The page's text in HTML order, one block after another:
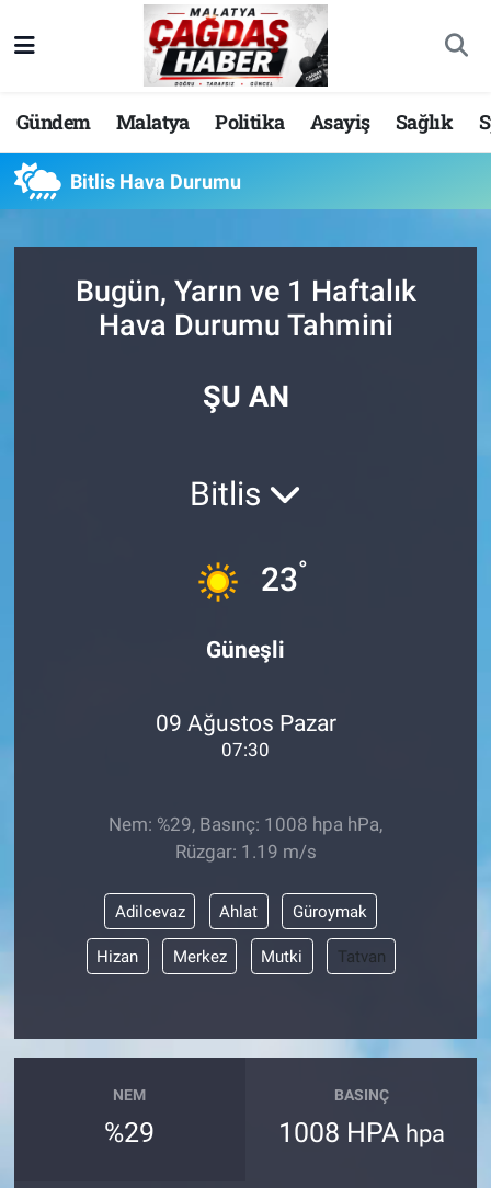
Gündem Malatya Politika Asayiş Sağlık
Bitlis Hava Durumu
Bugün, Yarın ve 1 Haftalık
Hava Durumu Tahmini
ŞU AN
Bitlis
23°
Güneşli
09 Ağustos Pazar
07:30
Nem: %29, Basınç: 1008 hpa hPa,
Rüzgar: 1.19 m/s
Adilcevaz Ahlat Güroymak
Hizan Merkez Mutki Tatvan
NEM
%29
BASINÇ
1008 HPA hpa
Nöbetçi Eczaneler
Hava Durumu
Malatya Namaz Vakitleri
Trafik Durumu
Süper Lig Puan Durumu ve Fikstür
Son Dakika Haberleri